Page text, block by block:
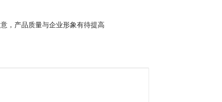
，产品质量与企业形象有待提高